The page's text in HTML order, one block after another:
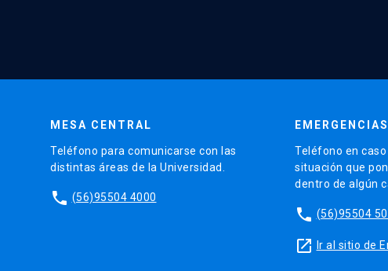
MESA CENTRAL
Teléfono para comunicarse con las
distintas áreas de la Universidad.
phone (56)95504 4000
Teléfono en
situación que
dentro de algún
phone (56)95504
launch Ir al sitio de